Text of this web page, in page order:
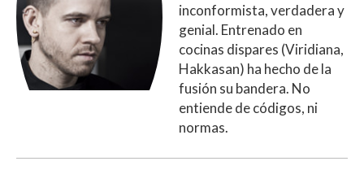
inconformista, verdadera y
genial. Entrenado en
cocinas dispares (Viridiana,
Hakkasan) ha hecho de la
fusión su bandera. No
entiende de códigos, ni
normas.